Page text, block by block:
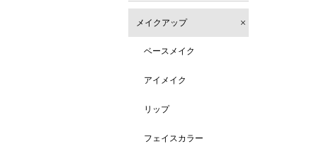
メイクアップ
ベースメイク
アイメイク
リップ
フェイスカラー